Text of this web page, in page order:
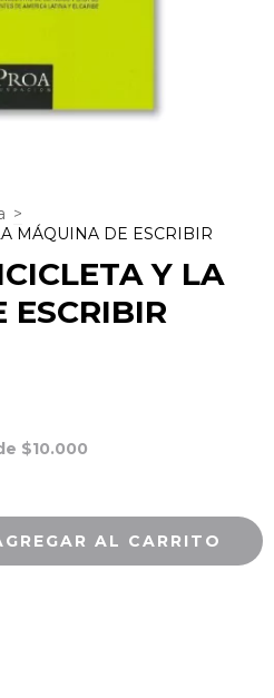
>
MÁQUINA DE ESCRIBIR
Y LA
ESCRIBIR
$10.000